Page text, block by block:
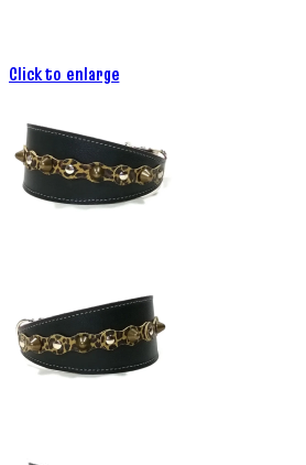
Click to enlarge